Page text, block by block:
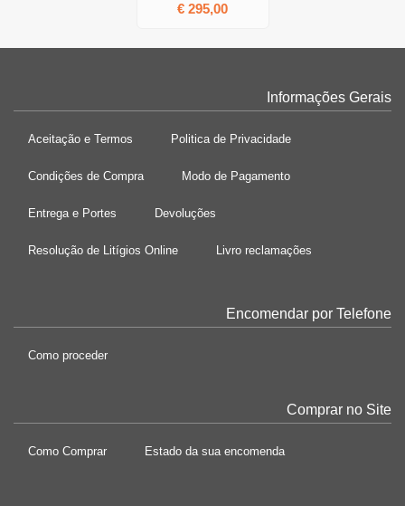
€ 295,00
Informações Gerais
Aceitação e Termos Politica de Privacidade
Condições de Compra Modo de Pagamento
Entrega e Portes Devoluções
Resolução de Litígios Online Livro reclamações
Encomendar por Telefone
Como proceder
Comprar no Site
Como Comprar Estado da sua encomenda